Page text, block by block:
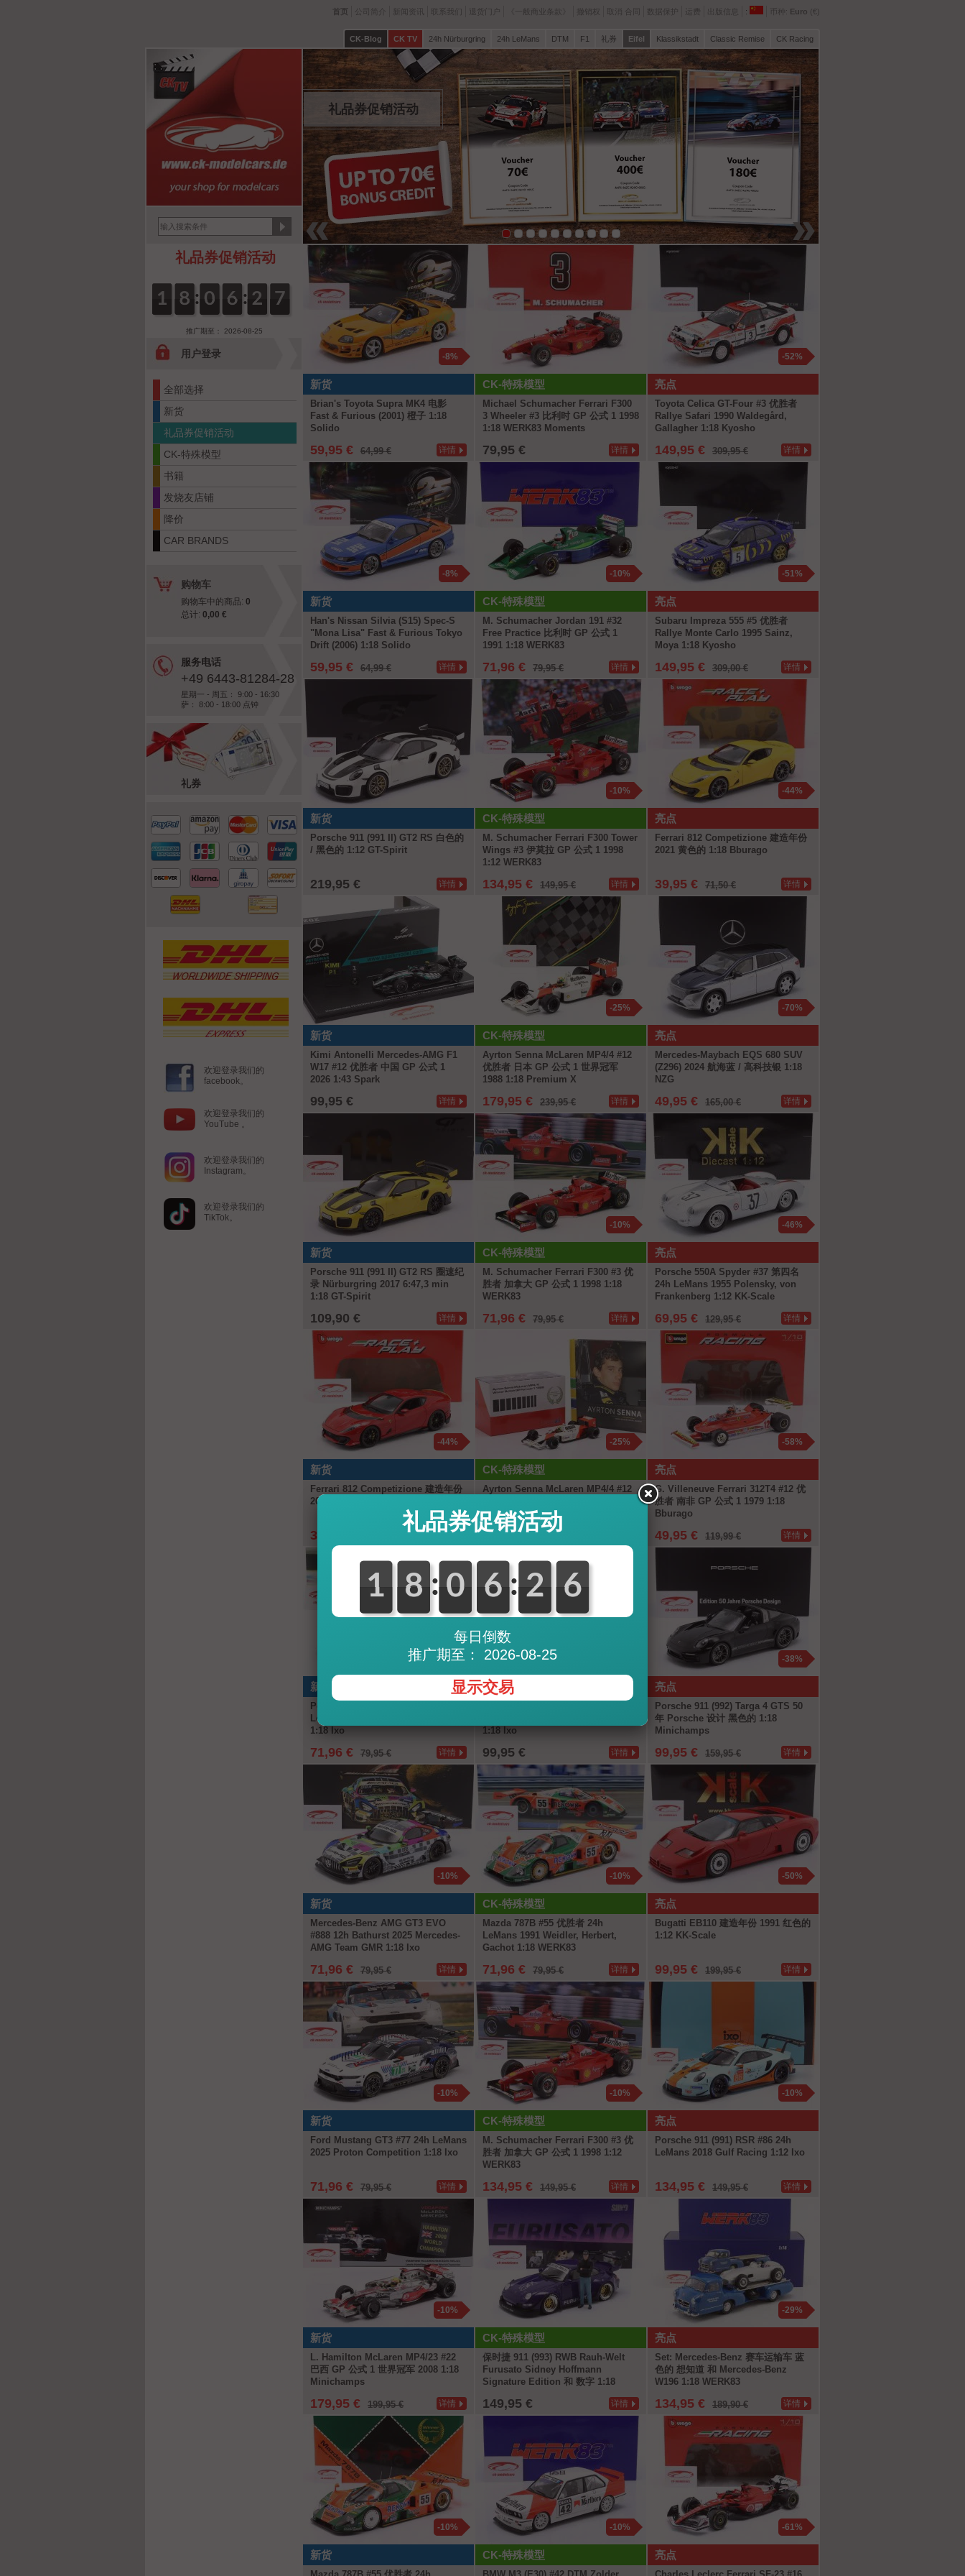
首页 公司简介 新闻资讯 联系我们 退货门户 《一般商业条款》 撤销权 取消 合同 数据保护 运费 出版信息 : 币种: Euro (€)
CK-Blog CK TV 24h Nürburgring 24h LeMans DTM F1 礼券 Eifel Klassikstadt Classic Remise CK Racing
礼品券促销活动
0
1
1 0
8
8 : 0
0
0 0
6
6 : 3
2
2 6
5
5
推广期至： 2026-08-25
用户登录
全部选择
新货
礼品券促销活动
CK-特殊模型
书籍
发烧友店铺
降价
CAR BRANDS
购物车
购物车中的商品: 0
总计: 0,00 €
服务电话
+49 6443-81284-28
星期一 - 周五： 9:00 - 16:30
萨： 8:00 - 18:00 点钟
礼券
欢迎登录我们的
facebook。
欢迎登录我们的
YouTube 。
欢迎登录我们的
Instagram。
欢迎登录我们的
TikTok。
DTM 冠军 2025
新货
-8%
Brian's Toyota Supra MK4 电影
Fast & Furious (2001) 橙子 1:18
Solido
59,95 € 64,99 € 详情
CK-特殊模型
Michael Schumacher Ferrari F300
3 Wheeler #3 比利时 GP 公式 1 1998
1:18 WERK83 Moments
79,95 € 详情
亮点
-52%
Toyota Celica GT-Four #3 优胜者
Rallye Safari 1990 Waldegård,
Gallagher 1:18 Kyosho
149,95 € 309,95 € 详情
新货
-8%
Han's Nissan Silvia (S15) Spec-S
"Mona Lisa" Fast & Furious Tokyo
Drift (2006) 1:18 Solido
59,95 € 64,99 € 详情
CK-特殊模型
-10%
M. Schumacher Jordan 191 #32
Free Practice 比利时 GP 公式 1
1991 1:18 WERK83
71,96 € 79,95 € 详情
亮点
-51%
Subaru Impreza 555 #5 优胜者
Rallye Monte Carlo 1995 Sainz,
Moya 1:18 Kyosho
149,95 € 309,00 € 详情
新货
Porsche 911 (991 II) GT2 RS 白色的
/ 黑色的 1:12 GT-Spirit
219,95 € 详情
CK-特殊模型
-10%
M. Schumacher Ferrari F300 Tower
Wings #3 伊莫拉 GP 公式 1 1998
1:12 WERK83
134,95 € 149,95 € 详情
亮点
-44%
Ferrari 812 Competizione 建造年份
2021 黄色的 1:18 Bburago
39,95 € 71,50 € 详情
新货
Kimi Antonelli Mercedes-AMG F1
W17 #12 优胜者 中国 GP 公式 1
2026 1:43 Spark
99,95 € 详情
CK-特殊模型
-25%
Ayrton Senna McLaren MP4/4 #12
优胜者 日本 GP 公式 1 世界冠军
1988 1:18 Premium X
179,95 € 239,95 € 详情
亮点
-70%
Mercedes-Maybach EQS 680 SUV
(Z296) 2024 航海蓝 / 高科技银 1:18
NZG
49,95 € 165,00 € 详情
新货
Porsche 911 (991 II) GT2 RS 圈速纪
录 Nürburgring 2017 6:47,3 min
1:18 GT-Spirit
109,90 € 详情
CK-特殊模型
-10%
M. Schumacher Ferrari F300 #3 优
胜者 加拿大 GP 公式 1 1998 1:18
WERK83
71,96 € 79,95 € 详情
亮点
-46%
Porsche 550A Spyder #37 第四名
24h LeMans 1955 Polensky, von
Frankenberg 1:12 KK-Scale
69,95 € 129,95 € 详情
新货
-44%
Ferrari 812 Competizione 建造年份
2021 红色的 1:18 Bburago
39,95 € 详情
CK-特殊模型
-25%
Ayrton Senna McLaren MP4/4 #12
1988 1:18 WERK83 + 书 自由的
179,95 € 239,85 €
亮点
-58%
G. Villeneuve Ferrari 312T4 #12 优
胜者 南非 GP 公式 1 1979 1:18
Bburago
49,95 € 119,99 € 详情
新货
-10%
Porsche 911 RSR-19 #911 24h
LeMans 2023 Proton Competition
1:18 Ixo
71,96 € 79,95 € 详情
CK-特殊模型
1:18 Ixo
99,95 € 详情
亮点
-38%
Porsche 911 (992) Targa 4 GTS 50
年 Porsche 设计 黑色的 1:18
Minichamps
99,95 € 159,95 € 详情
新货
-10%
Mercedes-Benz AMG GT3 EVO
#888 12h Bathurst 2025 Mercedes-
AMG Team GMR 1:18 Ixo
71,96 € 79,95 € 详情
CK-特殊模型
-10%
Mazda 787B #55 优胜者 24h
LeMans 1991 Weidler, Herbert,
Gachot 1:18 WERK83
71,96 € 79,95 € 详情
亮点
-50%
Bugatti EB110 建造年份 1991 红色的
1:12 KK-Scale
99,95 € 199,95 € 详情
新货
-10%
Ford Mustang GT3 #77 24h LeMans
2025 Proton Competition 1:18 Ixo
71,96 € 79,95 € 详情
CK-特殊模型
-10%
M. Schumacher Ferrari F300 #3 优
胜者 加拿大 GP 公式 1 1998 1:12
WERK83
134,95 € 149,95 € 详情
亮点
-10%
Porsche 911 (991) RSR #86 24h
LeMans 2018 Gulf Racing 1:12 Ixo
134,95 € 149,95 € 详情
新货
-10%
L. Hamilton McLaren MP4/23 #22
巴西 GP 公式 1 世界冠军 2008 1:18
Minichamps
179,95 € 199,95 € 详情
CK-特殊模型
保时捷 911 (993) RWB Rauh-Welt
Furusato Sidney Hoffmann
Signature Edition 和 数字 1:18
149,95 € 详情
亮点
-29%
Set: Mercedes-Benz 赛车运输车 蓝
色的 想知道 和 Mercedes-Benz
W196 1:18 WERK83
134,95 € 189,90 € 详情
新货
-10%
CK-特殊模型
-10%
亮点
-61%
礼品券促销活动
0
1
1 0
8
8 : 0
0
0 0
6
6 : 3
2
2 5
4
4
每日倒数
推广期至： 2026-08-25
显示交易